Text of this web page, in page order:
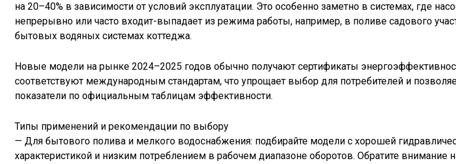
на 20–40% в зависимости от условий эксплуатации. Это особенно заметно в системах, где
непрерывно или часто входит-выпадает из режима работы, например, в поливе садового
бытовых водяных системах коттеджа.
Новые модели на рынке 2024–2025 годов обычно получают сертификаты
соответствуют международным стандартам, что упрощает выбор для потребителей и
показатели по официальным таблицам эффективности.
Типы применений и рекомендации по выбору
— Для бытового полива и мелкого водоснабжения: подбирайте модели с хорошей
характеристикой и низким потреблением в рабочем диапазоне оборотов. Обратите внимание